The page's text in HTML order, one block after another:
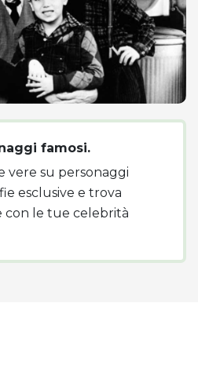
famosi.
vere su personaggi
esclusive e trova
con le tue celebrità